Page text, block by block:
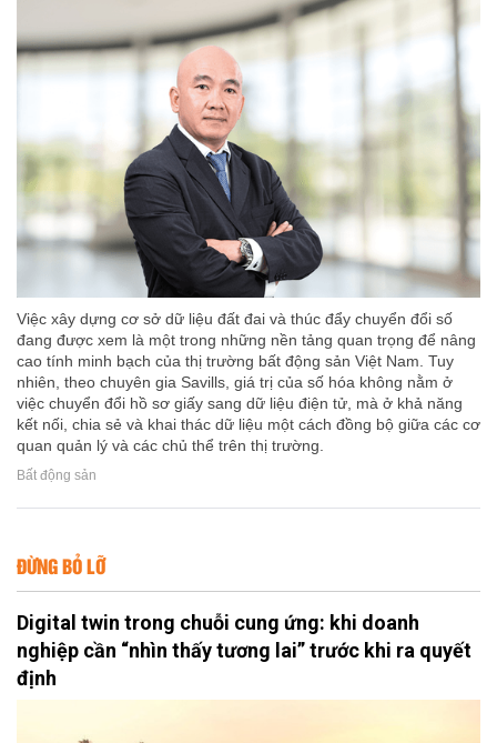
Việc xây dựng cơ sở dữ liệu đất đai và thúc đẩy chuyển đổi số
đang được xem là một trong những nền tảng quan trọng để nâng
cao tính minh bạch của thị trường bất động sản Việt Nam. Tuy
nhiên, theo chuyên gia Savills, giá trị của số hóa không nằm ở
việc chuyển đổi hồ sơ giấy sang dữ liệu điện tử, mà ở khả năng
kết nối, chia sẻ và khai thác dữ liệu một cách đồng bộ giữa các cơ
quan quản lý và các chủ thể trên thị trường.
Bất động sản
ĐỪNG BỎ LỠ
Digital twin trong chuỗi cung ứng: khi doanh
nghiệp cần “nhìn thấy tương lai” trước khi ra quyết
định